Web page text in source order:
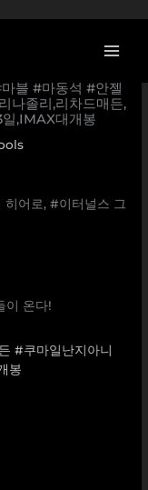
블 #마동석 #안젤
나졸리,리차드매든,
일,IMAX대개봉
히어로, #이터널스 그
이 온다!
#쿠마일난지아니
봉